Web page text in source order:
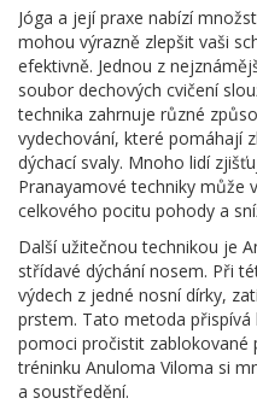
Jóga a její praxe nabízí
mohou výrazně zlepšit vaši
efektivně. Jednou z
soubor dechových cvičení
technika zahrnuje různé
vydechování, které pomáhají
dýchací svaly. Mnoho lidí
Pranayamové techniky může
celkového pocitu pohody a
Další užitečnou technikou je
střídavé dýchání nosem. Při
výdech z jedné nosní dírky,
prstem. Tato metoda přispívá
pomoci pročistit zablokované
tréninku Anuloma Viloma si
a soustředění.